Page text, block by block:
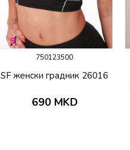
750123500
SF женски градник 26016
690 MKD